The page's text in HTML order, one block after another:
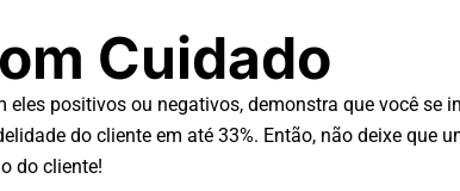
Cuidado
positivos ou negativos, demonstra que você se
do cliente em até 33%. Então, não deixe que
do cliente!